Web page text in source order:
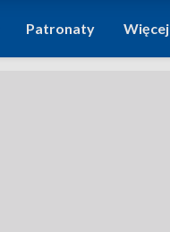
Patronaty Więcej